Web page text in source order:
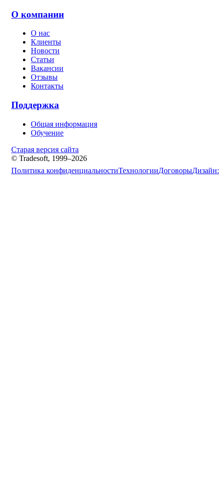
О компании
О нас
Клиенты
Новости
Статьи
Вакансии
Отзывы
Контакты
Поддержка
Общая информация
Обучение
Старая версия сайта
© Tradesoft, 1999–2026
Политика конфиденциальностиТехнологииДоговорыДизайн: